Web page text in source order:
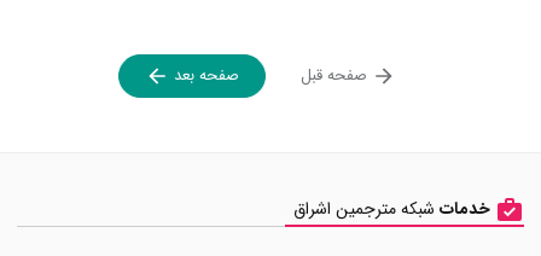
صفحه قبل صفحه بعد
خدمات شبکه مترجمین اشراق